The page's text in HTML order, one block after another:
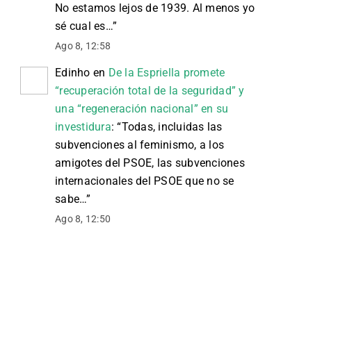
No estamos lejos de 1939. Al menos yo
sé cual es…”
Ago 8, 12:58
Edinho en De la Espriella promete
“recuperación total de la seguridad” y
una “regeneración nacional” en su
investidura: “Todas, incluidas las
subvenciones al feminismo, a los
amigotes del PSOE, las subvenciones
internacionales del PSOE que no se
sabe…”
Ago 8, 12:50